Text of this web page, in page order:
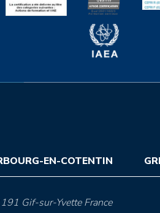
EN-COTENTIN
Gif-sur-Yvette France